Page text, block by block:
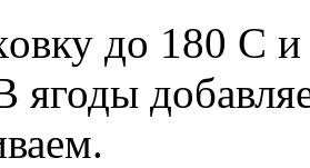
до 180 С и
ягоды